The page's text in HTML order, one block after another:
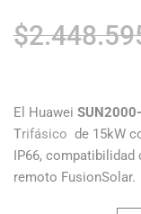
$
El Huawei
Trifásico de 15kW
IP66, compatibilidad
remoto FusionSolar.